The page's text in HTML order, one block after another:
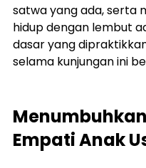
satwa yang ada, serta
hidup dengan lembut
dasar yang
selama kunjungan ini
Empati Anak